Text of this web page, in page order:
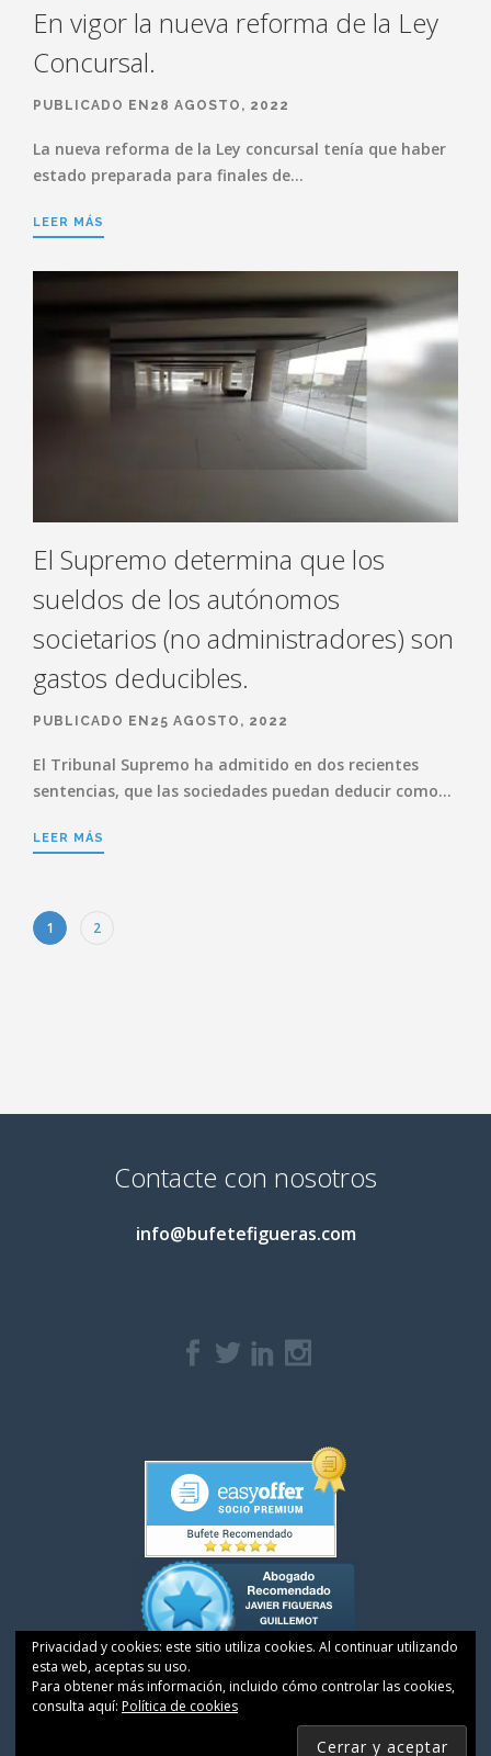
En vigor la nueva reforma de la Ley
Concursal.
PUBLICADO EN28 AGOSTO, 2022
La nueva reforma de la Ley concursal tenía que haber
estado preparada para finales de…
LEER MÁS
El Supremo determina que los
sueldos de los autónomos
societarios (no administradores) son
gastos deducibles.
PUBLICADO EN25 AGOSTO, 2022
El Tribunal Supremo ha admitido en dos recientes
sentencias, que las sociedades puedan deducir como…
LEER MÁS
1 2
Contacte con nosotros
info@bufetefigueras.com
Privacidad y cookies: este sitio utiliza cookies. Al continuar utilizando
esta web, aceptas su uso.
Para obtener más información, incluido cómo controlar las cookies,
consulta aquí: Política de cookies